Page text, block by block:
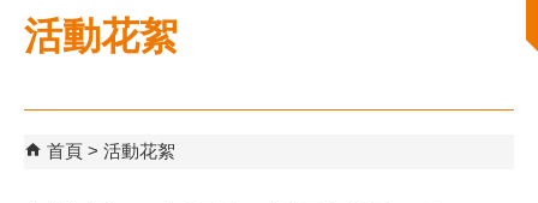
活動花絮
首頁 活動花絮